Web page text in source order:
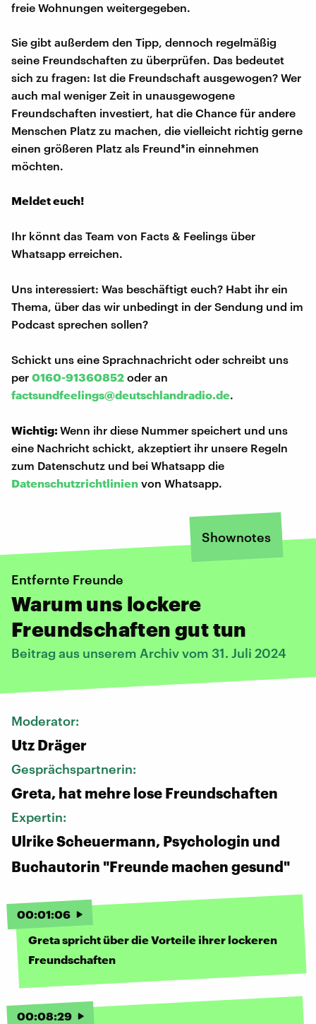
freie Wohnungen weitergegeben.
Sie gibt außerdem den Tipp, dennoch regelmäßig
seine Freundschaften zu überprüfen. Das bedeutet
sich zu fragen: Ist die Freundschaft ausgewogen? Wer
auch mal weniger Zeit in unausgewogene
Freundschaften investiert, hat die Chance für andere
Menschen Platz zu machen, die vielleicht richtig gerne
einen größeren Platz als Freund*in einnehmen
möchten.
Meldet euch!
Ihr könnt das Team von Facts & Feelings über
Whatsapp erreichen.
Uns interessiert: Was beschäftigt euch? Habt ihr ein
Thema, über das wir unbedingt in der Sendung und im
Podcast sprechen sollen?
Schickt uns eine Sprachnachricht oder schreibt uns
per 0160-91360852 oder an
factsundfeelings@deutschlandradio.de.
Wichtig:Wenn ihr diese Nummer speichert und uns
eine Nachricht schickt, akzeptiert ihr unsere Regeln
zum Datenschutz und bei Whatsapp die
Datenschutzrichtlinien von Whatsapp.
Shownotes
Entfernte Freunde
Warum uns lockere
Freundschaften gut tun
Beitrag aus unserem Archiv vom 31. Juli 2024
Moderator:
Utz Dräger
Gesprächspartnerin:
Greta, hat mehre lose Freundschaften
Expertin:
Ulrike Scheuermann, Psychologin und
Buchautorin "Freunde machen gesund"
00:01:06
Greta spricht über die Vorteile ihrer lockeren
Freundschaften
00:08:29